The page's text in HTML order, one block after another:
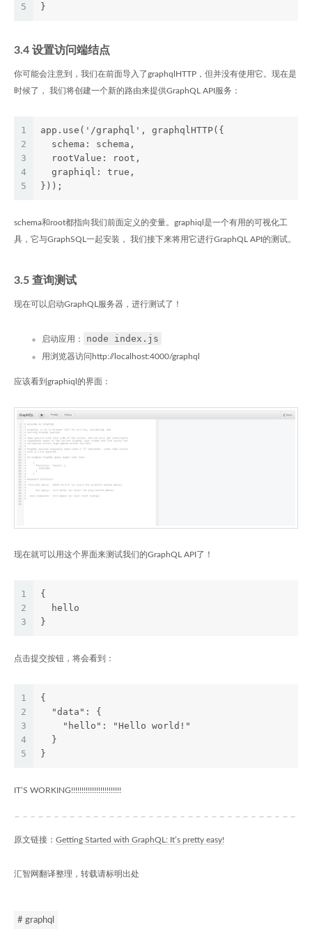
5
}
3.4 设置访问端结点
你可能会注意到，我们在前面导入了graphqlHTTP，但并没有使用它。现在是
时候了， 我们将创建一个新的路由来提供GraphQL API服务：
1
2
3
4
5
app.use('/graphql', graphqlHTTP({
  schema: schema,
  rootValue: root,
  graphiql: true,
}));
schema和root都指向我们前面定义的变量。graphiql是一个有用的可视化工
具，它与GraphSQL一起安装， 我们接下来将用它进行GraphQL API的测试。
3.5 查询测试
现在可以启动GraphQL服务器，进行测试了！
启动应用： node index.js
用浏览器访问http://localhost:4000/graphql
应该看到graphiql的界面：
现在就可以用这个界面来测试我们的GraphQL API了！
1
2
3
{
  hello
}
点击提交按钮，将会看到：
1
2
3
4
5
{
  "data": {
    "hello": "Hello world!"
  }
}
IT’S WORKING!!!!!!!!!!!!!!!!!!!!!!!!
原文链接： Getting Started with GraphQL: It’s pretty easy!
汇智网翻译整理，转载请标明出处
# graphql